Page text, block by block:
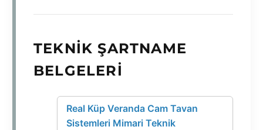
TEKNIK ŞARTNAME
BELGELERI
Real Küp Veranda Cam Tavan
Sistemleri Mimari Teknik